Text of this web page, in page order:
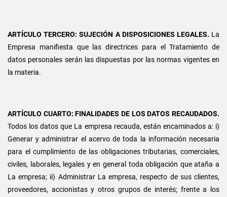
ARTÍCULO TERCERO: SUJECIÓN A DISPOSICIONES LEGALES. La
Empresa manifiesta que las directrices para el Tratamiento de
datos personales serán las dispuestas por las normas vigentes en
la materia.
ARTÍCULO CUARTO: FINALIDADES DE LOS DATOS RECAUDADOS.
Todos los datos que La empresa recauda, están encaminados a: i)
Generar y administrar el acervo de toda la información necesaria
para el cumplimiento de las obligaciones tributarias, comerciales,
civiles, laborales, legales y en general toda obligación que ataña a
La empresa; ii) Administrar La empresa, respecto de sus clientes,
proveedores, accionistas y otros grupos de interés; frente a los